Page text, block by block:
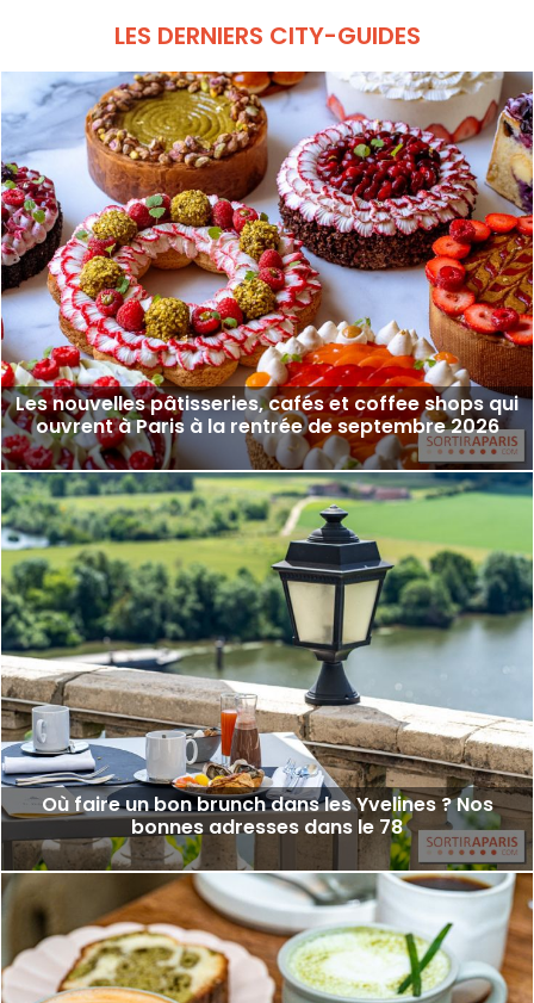
LES DERNIERS CITY-GUIDES
Les nouvelles pâtisseries, cafés et coffee shops qui
ouvrent à Paris à la rentrée de septembre 2026
Où faire un bon brunch dans les Yvelines ? Nos
bonnes adresses dans le 78